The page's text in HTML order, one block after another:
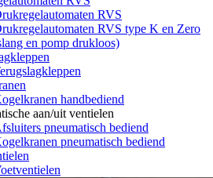
RVS
RVS type K en Zero
en pomp drukloos)
handbediend
aan/uit ventielen
pneumatisch bediend
pneumatisch bediend